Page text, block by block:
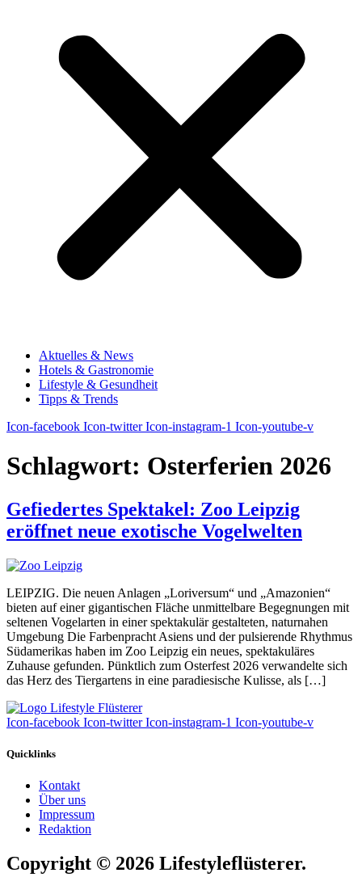
Aktuelles & News
Hotels & Gastronomie
Lifestyle & Gesundheit
Tipps & Trends
Icon-facebook Icon-twitter Icon-instagram-1 Icon-youtube-v
Schlagwort: Osterferien 2026
Gefiedertes Spektakel: Zoo Leipzig
eröffnet neue exotische Vogelwelten
LEIPZIG. Die neuen Anlagen „Loriversum“ und „Amazonien“
bieten auf einer gigantischen Fläche unmittelbare Begegnungen mit
seltenen Vogelarten in einer spektakulär gestalteten, naturnahen
Umgebung Die Farbenpracht Asiens und der pulsierende Rhythmus
Südamerikas haben im Zoo Leipzig ein neues, spektakuläres
Zuhause gefunden. Pünktlich zum Osterfest 2026 verwandelte sich
das Herz des Tiergartens in eine paradiesische Kulisse, als […]
Icon-facebook Icon-twitter Icon-instagram-1 Icon-youtube-v
Quicklinks
Kontakt
Über uns
Impressum
Redaktion
Copyright © 2026 Lifestyleflüsterer.